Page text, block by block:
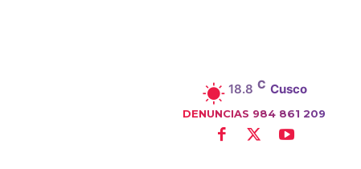
18.8 C Cusco
DENUNCIAS 984 861 209